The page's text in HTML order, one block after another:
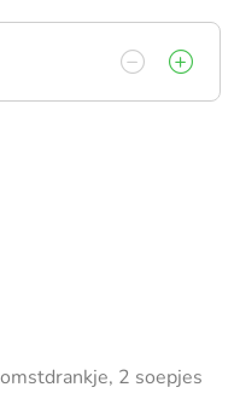
2 soepjes